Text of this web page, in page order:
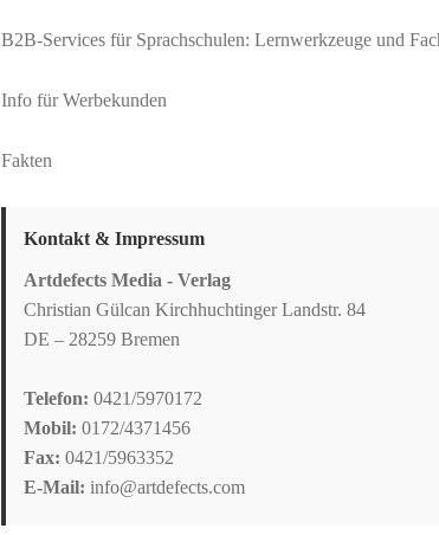
B2B-Services für Sprachschulen: Lernwerkzeuge und
Info für Werbekunden
Fakten
Kontakt & Impressum
Artdefects Media - Verlag
Christian Gülcan Kirchhuchtinger Landstr. 84
DE – 28259 Bremen
Telefon: 0421/5970172
Mobil: 0172/4371456
Fax: 0421/5963352
E-Mail: info@artdefects.com